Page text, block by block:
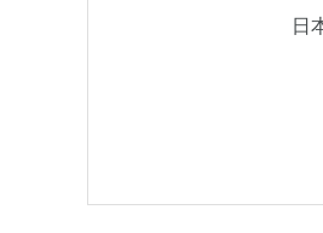
日